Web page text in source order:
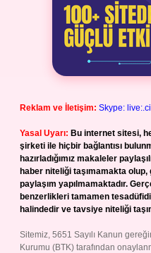
Reklam ve İletişim: Skype:
Yasal Uyarı: Bu internet sitesi,
şirketi ile hiçbir bağlantısı
hazırladığımız makaleler
haber niteliği taşımamakta
paylaşım yapılmamaktadır.
benzerlikleri tamamen
halindedir ve tavsiye niteliği
Sitemiz, 5651 Sayılı Kanun
Kurumu (BTK) tarafından